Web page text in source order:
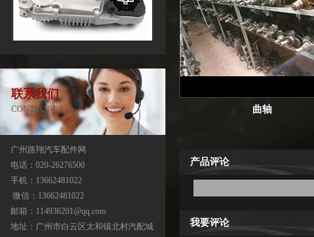
宝马X5分动箱/器-ATC500-ATC700-
ATC45L-ATC450-ATC13
中缸
联系我们
CONTACT US
广州路翔汽车配件网
电话：020-26276500
手机：13662481022
微信：13662481022
邮箱：114936201@qq.com
地址：广州市白云区太和镇北村汽配城
曲轴
产品评论
我要评论